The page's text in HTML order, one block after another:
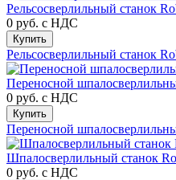
Рельсосверлильный станок
0 руб. с НДС
Купить
Рельсосверлильный станок
Переносной
0 руб. с НДС
Купить
Переносной
Шпалосверлильный станок
0 руб. с НДС